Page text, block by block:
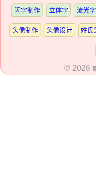
闪字制作 立体字 流光字
头像制作 头像设计 姓氏
© 2026